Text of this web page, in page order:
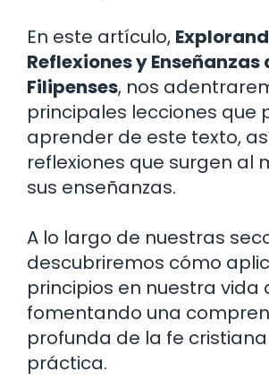
En este artículo,
Reflexiones y Enseñanzas
Filipenses, nos
principales lecciones que
aprender de este texto,
reflexiones que surgen al
sus enseñanzas.
A lo largo de nuestras
descubriremos cómo
principios en nuestra vida
fomentando una
profunda de la fe cristiana
práctica.